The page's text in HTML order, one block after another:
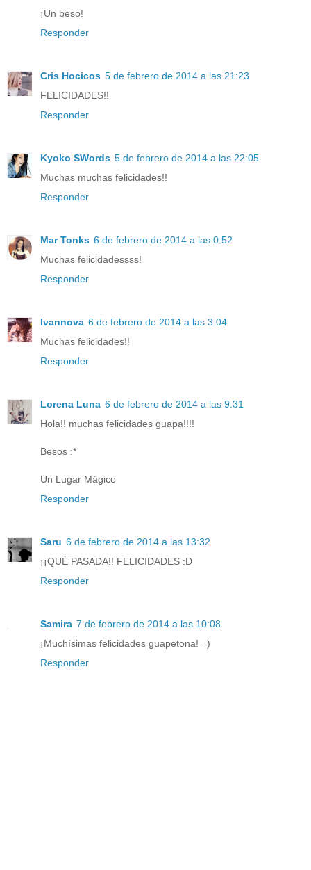
¡Un beso!
Responder
Cris Hocicos 5 de febrero de 2014 a las 21:23
FELICIDADES!!
Responder
Kyoko SWords 5 de febrero de 2014 a las 22:05
Muchas muchas felicidades!!
Responder
Mar Tonks 6 de febrero de 2014 a las 0:52
Muchas felicidadessss!
Responder
Ivannova 6 de febrero de 2014 a las 3:04
Muchas felicidades!!
Responder
Lorena Luna 6 de febrero de 2014 a las 9:31
Hola!! muchas felicidades guapa!!!!
Besos :*
Un Lugar Mágico
Responder
Saru 6 de febrero de 2014 a las 13:32
¡¡QUÉ PASADA!! FELICIDADES :D
Responder
Samira 7 de febrero de 2014 a las 10:08
¡Muchísimas felicidades guapetona! =)
Responder